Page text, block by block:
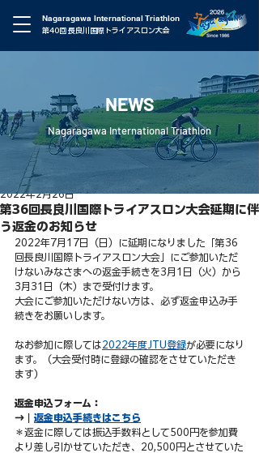
Nagaragawa International Triathlon
第40回 長良川国際トライアスロン大会
第36回長良川国際トライアスロン大会延期に伴
う返金のお知らせ
2022年2月26日
2022年7月17日（日）に延期になりました「第36
回長良川国際トライアスロン大会」にご参加いただ
けないみなさまへの返金手続きを3月1日（火）から
3月31日（木）まで受付けます。
大会にご参加いただけない方は、必ず返金申込み手
続きをお願いします。
なお参加に際しては2022年度JTU登録が必要になり
ます。（大会受付時に登録の確認をさせていただき
ます）
返金申込フォーム：
→｜ 返金申込手続きはこちら
＊返金に際しては振込手数料として500円を参加費
より差し引かせていただき、20,500円とさせていた
NEWS
Nagaragawa International Triathlon